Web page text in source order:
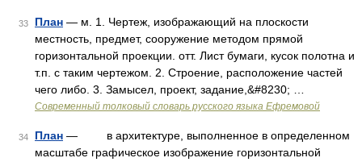
33 План — м. 1. Чертеж, изображающий на плоскости
местность, предмет, сооружение методом прямой
горизонтальной проекции. отт. Лист бумаги, кусок полотна и
т.п. с таким чертежом. 2. Строение, расположение частей
чего либо. 3. Замысел, проект, задание,&#8230; …
Современный толковый словарь русского языка Ефремовой
34 План — в архитектуре, выполненное в определенном
масштабе графическое изображение горизонтальной